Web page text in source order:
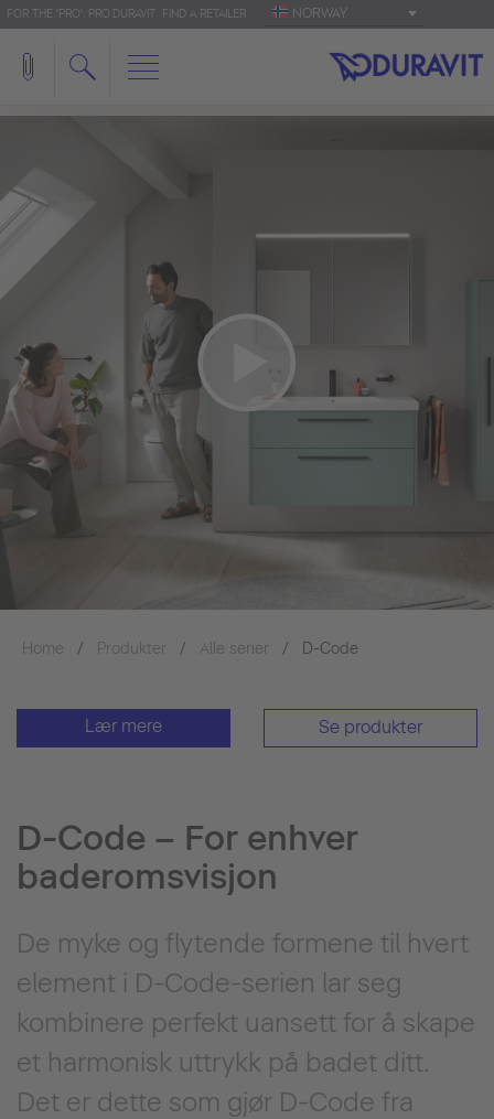
FOR THE 'PRO': PRO.DURAVIT FIND A RETAILER NORWAY
We need your consent to load the
YouTube Video service!
We use a third party service to embed video
content that may collect data about your activity.
Please review the details and accept the service
to watch this video.
More Information
Home Produkter Alle serier D-Code
Lær mere Se produkter
D-Code – For enhver
baderomsvisjon
De myke og flytende formene til hvert
element i D-Code-serien lar seg
kombinere perfekt uansett for å skape
et harmonisk uttrykk på badet ditt.
Det er dette som gjør D-Code fra